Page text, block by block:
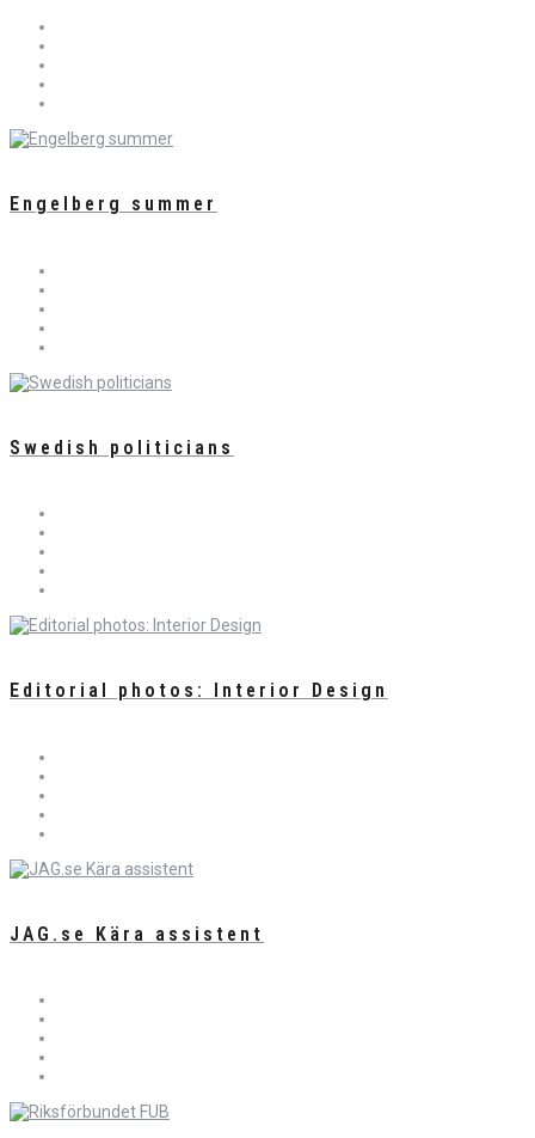
Engelberg summer
Swedish politicians
Editorial photos: Interior Design
JAG.se Kära assistent